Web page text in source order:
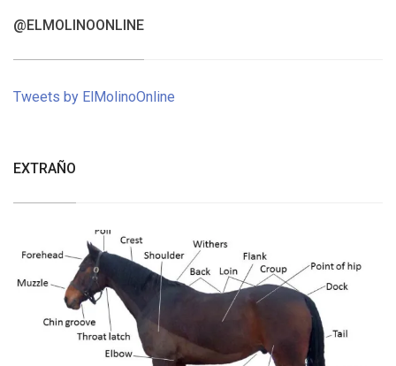
@ELMOLINOONLINE
Tweets by ElMolinoOnline
EXTRAÑO